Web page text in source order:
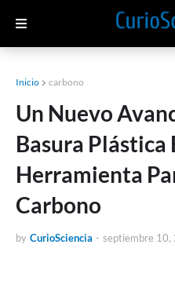
Inicio carbono
Un Nuevo
Basura Plástica
Herramienta
Carbono
by CurioSciencia - septiembre 10,